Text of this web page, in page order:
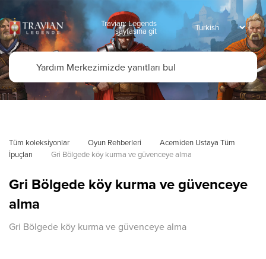
Travian: Legends
sayfasına git
Tüm koleksiyonlar Oyun Rehberleri
Acemiden Ustaya Tüm
İpuçları
Gri Bölgede köy kurma ve güvenceye alma
Gri Bölgede köy kurma ve güvenceye
alma
Gri Bölgede köy kurma ve güvenceye alma